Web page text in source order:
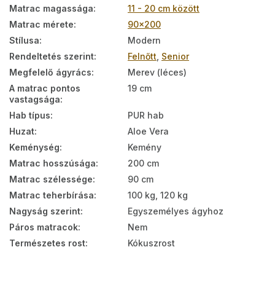
Matrac magassága:
11 - 20 cm között
Matrac mérete:
90x200
Stílusa:
Modern
Rendeltetés szerint: Felnőtt Senior
Megfelelő ágyrács:
Merev (léces)
A matrac pontos
vastagsága:
19 cm
Hab típus:
PUR hab
Huzat:
Aloe Vera
Keménység:
Kemény
Matrac hosszúsága:
200 cm
Matrac szélessége:
90 cm
Matrac teherbírása:
100 kg, 120 kg
Nagyság szerint:
Egyszemélyes ágyhoz
Páros matracok:
Nem
Természetes rost: Kókuszrost